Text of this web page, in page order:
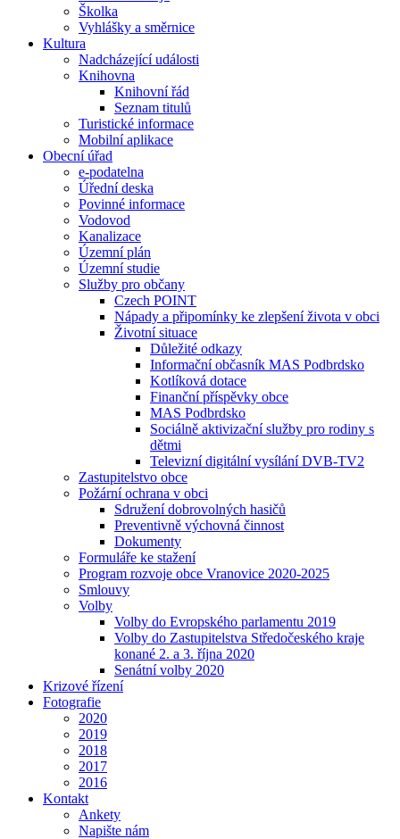
Školka
Vyhlášky a směrnice
Kultura
Nadcházející události
Knihovna
Knihovní řád
Seznam titulů
Turistické informace
Mobilní aplikace
Obecní úřad
e-podatelna
Úřední deska
Povinné informace
Vodovod
Kanalizace
Územní plán
Územní studie
Služby pro občany
Czech POINT
Nápady a připomínky ke zlepšení života v obci
Životní situace
Důležité odkazy
Informační občasník MAS Podbrdsko
Kotlíková dotace
Finanční příspěvky obce
MAS Podbrdsko
Sociálně aktivizační služby pro rodiny s
dětmi
Televizní digitální vysílání DVB-TV2
Zastupitelstvo obce
Požární ochrana v obci
Sdružení dobrovolných hasičů
Preventivně výchovná činnost
Dokumenty
Formuláře ke stažení
Program rozvoje obce Vranovice 2020-2025
Smlouvy
Volby
Volby do Evropského parlamentu 2019
Volby do Zastupitelstva Středočeského kraje
konané 2. a 3. října 2020
Senátní volby 2020
Krizové řízení
Fotografie
2020
2019
2018
2017
2016
Kontakt
Ankety
Napište nám